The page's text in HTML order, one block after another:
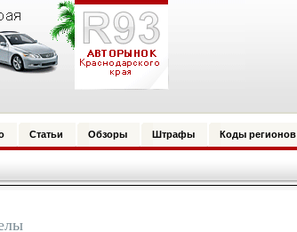
Статьи Обзоры Штрафы Коды регионов